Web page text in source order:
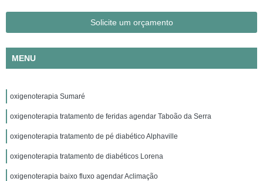
Solicite um orçamento
MENU
oxigenoterapia Sumaré
oxigenoterapia tratamento de feridas agendar Taboão da Serra
oxigenoterapia tratamento de pé diabético Alphaville
oxigenoterapia tratamento de diabéticos Lorena
oxigenoterapia baixo fluxo agendar Aclimação